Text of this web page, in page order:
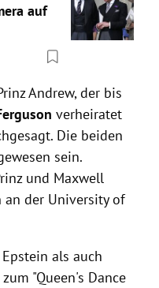
auf
Andrew, der bis
verheiratet
Die beiden
sein.
und Maxwell
an der University of
als auch
"Queen's Dance